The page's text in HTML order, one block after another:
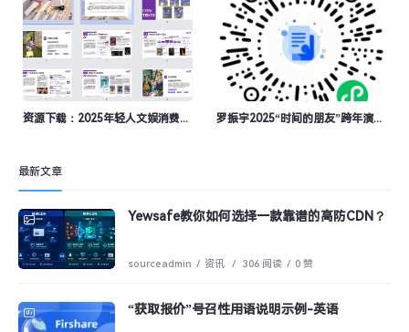
资源下载：2025年轻人文娱消费趋势图鉴 罗振宇2025“时间的朋友”跨年演讲PPT的PDF版本
最新文章
Yewsafe教你如何选择一款靠谱的高防CDN？
sourceadmin / 资讯 / 306 阅读 / 0 赞
“获取报价”号召性用语说明示例-英语